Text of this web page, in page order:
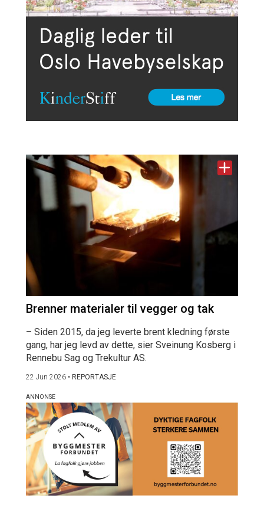
Brenner materialer til vegger og tak
– Siden 2015, da jeg leverte brent kledning første
gang, har jeg levd av dette, sier Sveinung Kosberg i
Rennebu Sag og Trekultur AS.
22 Jun 2026 • REPORTASJE